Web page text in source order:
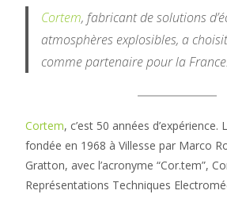
Cortem, fabricant de solutions
atmosphères explosibles, a
comme partenaire pour la France.
Cortem, c’est 50 années d’expérience.
fondée en 1968 à Villesse par Marco
Gratton, avec l’acronyme “Cor.tem”,
Représentations Techniques